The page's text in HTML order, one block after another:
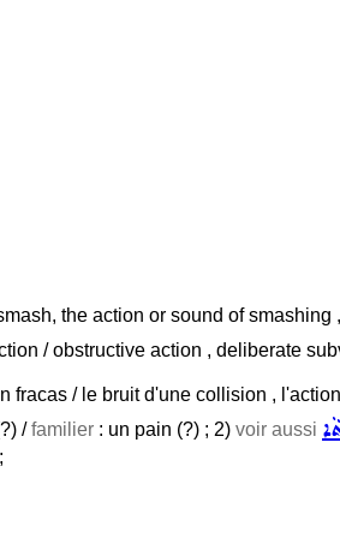
the action or sound of smashing
/ obstructive action , deliberate
fracas / le bruit d'une collision ,
/familier : un pain (?) ; 2) voir aussi